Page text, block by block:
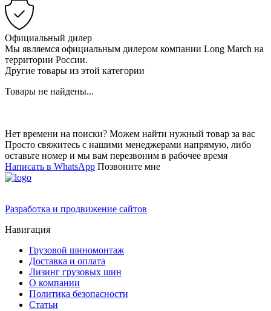
Официальный дилер
Мы являемся официальным дилером компании Long March на
территории России.
Другие товары из этой категории
Товары не найдены...
Нет времени на поиски? Можем найти нужный товар за вас
Просто свяжитесь с нашими менеджерами напрямую, либо
оставьте номер и мы вам перезвоним в рабочее время
Написать в WhatsApp Позвоните мне
Разработка и продвижение сайтов
Навигация
Грузовой шиномонтаж
Доставка и оплата
Лизинг грузовых шин
О компании
Политика безопасности
Статьи